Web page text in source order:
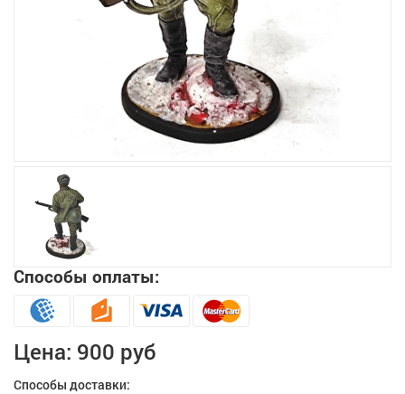
Способы оплаты:
Цена: 900 руб
Способы доставки: